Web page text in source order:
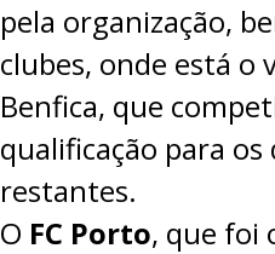
pela organização,
clubes, onde está o
Benfica, que
qualificação para os
restantes.
O FC Porto, que foi